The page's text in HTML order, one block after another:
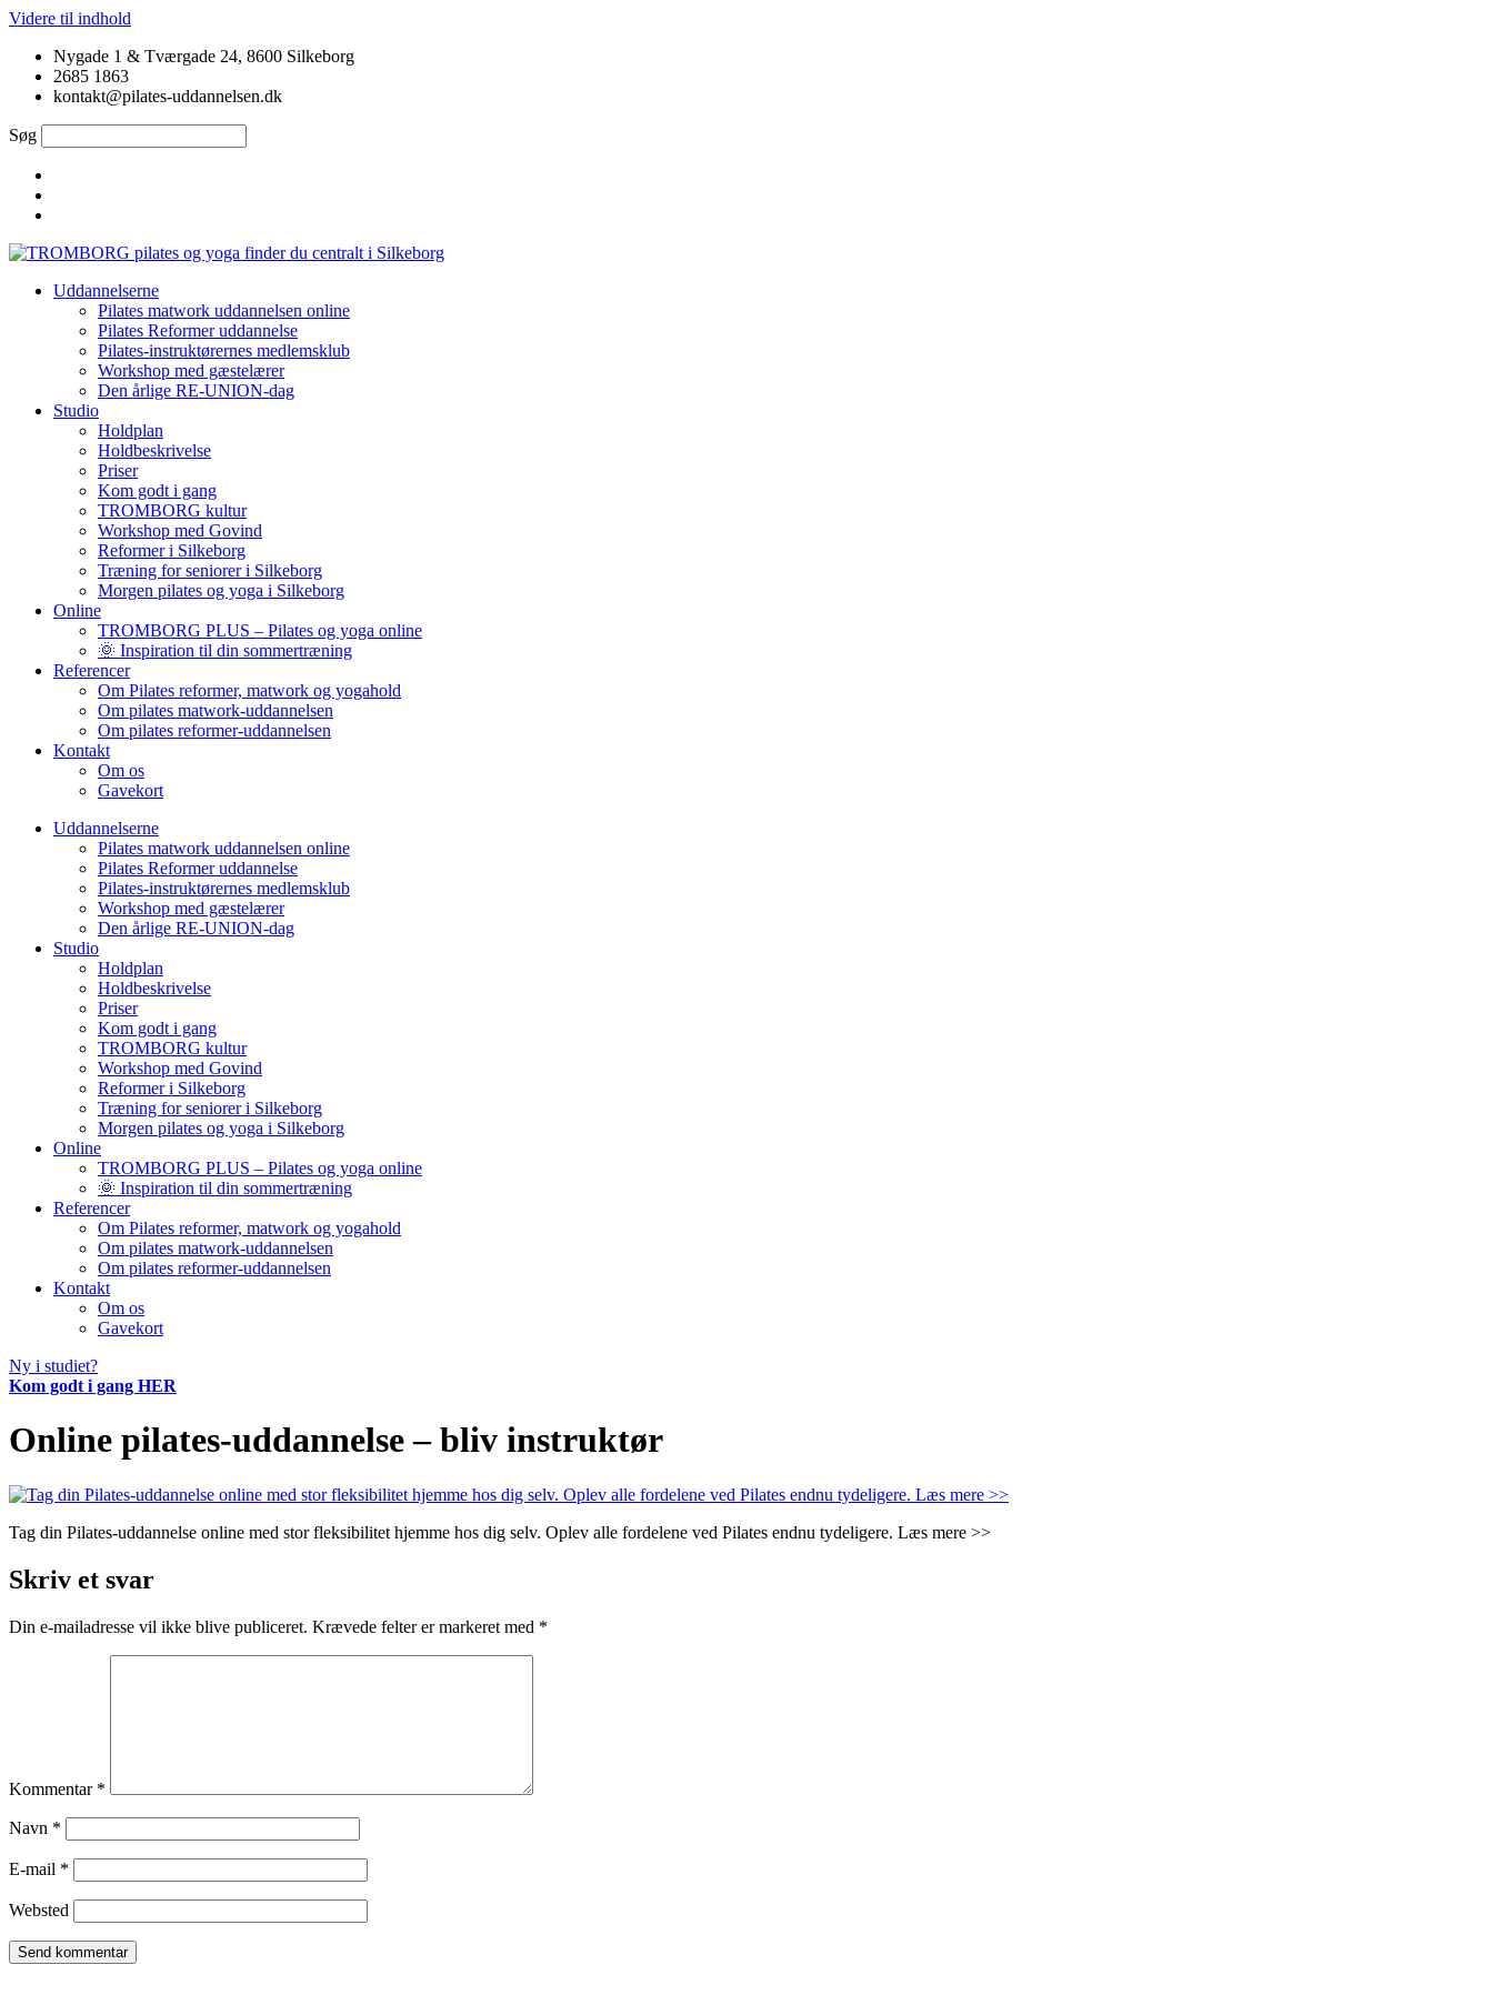
Videre til indhold
Nygade 1 & Tværgade 24, 8600 Silkeborg
2685 1863
kontakt@pilates-uddannelsen.dk
Søg
Uddannelserne
Pilates matwork uddannelsen online
Pilates Reformer uddannelse
Pilates-instruktørernes medlemsklub
Workshop med gæstelærer
Den årlige RE-UNION-dag
Studio
Holdplan
Holdbeskrivelse
Priser
Kom godt i gang
TROMBORG kultur
Workshop med Govind
Reformer i Silkeborg
Træning for seniorer i Silkeborg
Morgen pilates og yoga i Silkeborg
Online
TROMBORG PLUS – Pilates og yoga online
🌞 Inspiration til din sommertræning
Referencer
Om Pilates reformer, matwork og yogahold
Om pilates matwork-uddannelsen
Om pilates reformer-uddannelsen
Kontakt
Om os
Gavekort
Uddannelserne
Pilates matwork uddannelsen online
Pilates Reformer uddannelse
Pilates-instruktørernes medlemsklub
Workshop med gæstelærer
Den årlige RE-UNION-dag
Studio
Holdplan
Holdbeskrivelse
Priser
Kom godt i gang
TROMBORG kultur
Workshop med Govind
Reformer i Silkeborg
Træning for seniorer i Silkeborg
Morgen pilates og yoga i Silkeborg
Online
TROMBORG PLUS – Pilates og yoga online
🌞 Inspiration til din sommertræning
Referencer
Om Pilates reformer, matwork og yogahold
Om pilates matwork-uddannelsen
Om pilates reformer-uddannelsen
Kontakt
Om os
Gavekort
Ny i studiet?
Kom godt i gang HER
Online pilates-uddannelse – bliv instruktør
Tag din Pilates-uddannelse online med stor fleksibilitet hjemme hos dig selv. Oplev alle fordelene ved Pilates endnu tydeligere. Læs mere >>
Skriv et svar
Din e-mailadresse vil ikke blive publiceret. Krævede felter er markeret med *
Kommentar *
Navn *
E-mail *
Websted